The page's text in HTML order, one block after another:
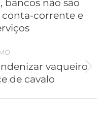
bancos não são
corrente e
vaqueiro
de cavalo